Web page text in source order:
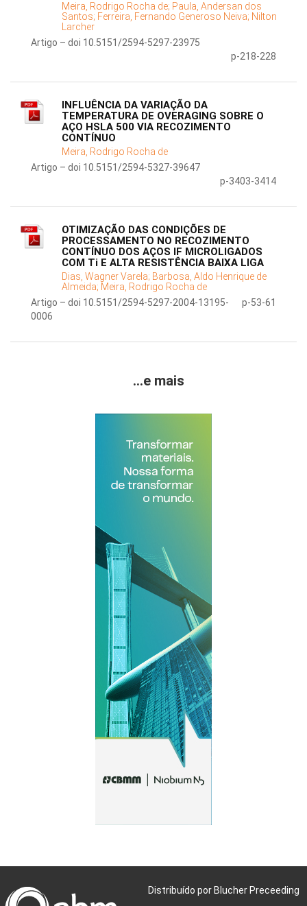
Meira, Rodrigo Rocha de; Paula, Andersan dos
Santos; Ferreira, Fernando Generoso Neiva; Nilton
Larcher
Artigo – doi 10.5151/2594-5297-23975
p-218-228
INFLUÊNCIA DA VARIAÇÃO DA
TEMPERATURA DE OVERAGING SOBRE O
AÇO HSLA 500 VIA RECOZIMENTO
CONTÍNUO
Meira, Rodrigo Rocha de
Artigo – doi 10.5151/2594-5327-39647
p-3403-3414
OTIMIZAÇÃO DAS CONDIÇÕES DE
PROCESSAMENTO NO RECOZIMENTO
CONTÍNUO DOS AÇOS IF MICROLIGADOS
COM Ti E ALTA RESISTÊNCIA BAIXA LIGA
Dias, Wagner Varela; Barbosa, Aldo Henrique de
Almeida; Meira, Rodrigo Rocha de
Artigo – doi 10.5151/2594-5297-2004-13195-
0006
p-53-61
...e mais
Distribuído por Blucher Preceeding